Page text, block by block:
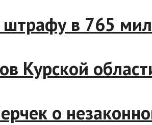
и штрафу в 765
Курской
о